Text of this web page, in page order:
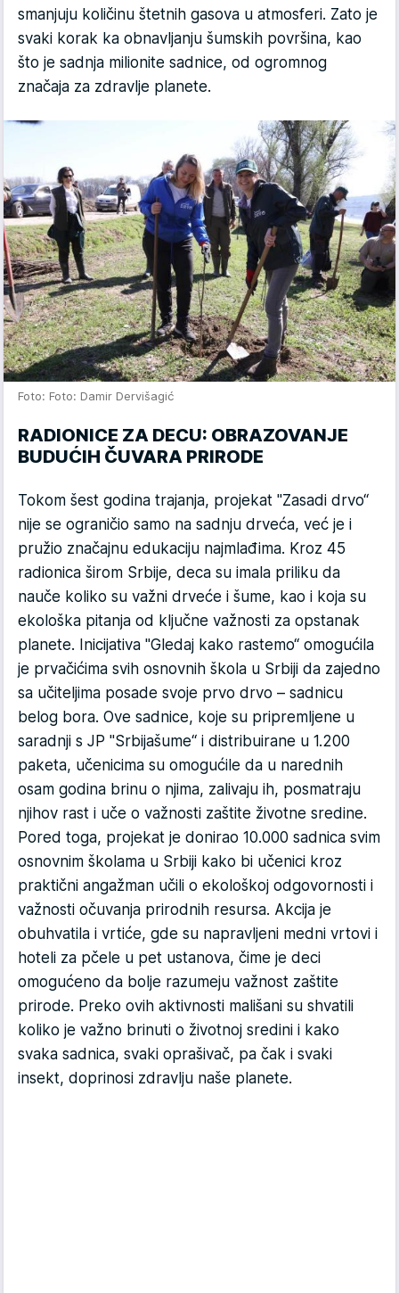
smanjuju količinu štetnih gasova u atmosferi. Zato je
svaki korak ka obnavljanju šumskih površina, kao
što je sadnja milionite sadnice, od ogromnog
značaja za zdravlje planete.
Foto: Foto: Damir Dervišagić
RADIONICE ZA DECU: OBRAZOVANJE
BUDUĆIH ČUVARA PRIRODE
Tokom šest godina trajanja, projekat "Zasadi drvo“
nije se ograničio samo na sadnju drveća, već je i
pružio značajnu edukaciju najmlađima. Kroz 45
radionica širom Srbije, deca su imala priliku da
nauče koliko su važni drveće i šume, kao i koja su
ekološka pitanja od ključne važnosti za opstanak
planete. Inicijativa "Gledaj kako rastemo“ omogućila
je prvačićima svih osnovnih škola u Srbiji da zajedno
sa učiteljima posade svoje prvo drvo – sadnicu
belog bora. Ove sadnice, koje su pripremljene u
saradnji s JP "Srbijašume“ i distribuirane u 1.200
paketa, učenicima su omogućile da u narednih
osam godina brinu o njima, zalivaju ih, posmatraju
njihov rast i uče o važnosti zaštite životne sredine.
Pored toga, projekat je donirao 10.000 sadnica svim
osnovnim školama u Srbiji kako bi učenici kroz
praktični angažman učili o ekološkoj odgovornosti i
važnosti očuvanja prirodnih resursa. Akcija je
obuhvatila i vrtiće, gde su napravljeni medni vrtovi i
hoteli za pčele u pet ustanova, čime je deci
omogućeno da bolje razumeju važnost zaštite
prirode. Preko ovih aktivnosti mališani su shvatili
koliko je važno brinuti o životnoj sredini i kako
svaka sadnica, svaki oprašivač, pa čak i svaki
insekt, doprinosi zdravlju naše planete.